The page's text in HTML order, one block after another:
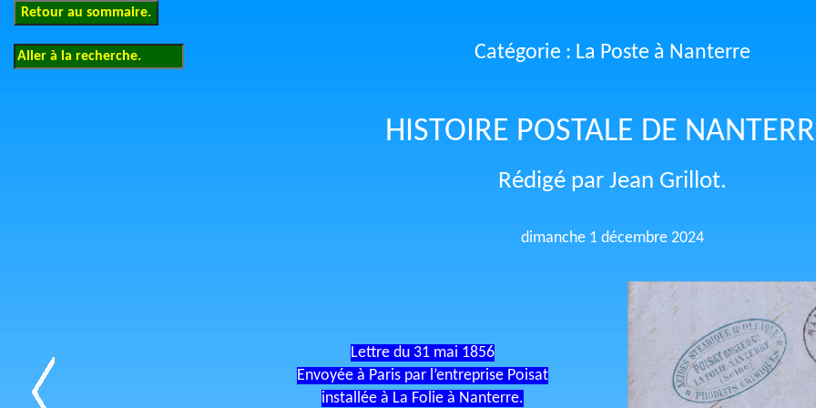
Catégorie : La Poste à Nanterre
HISTOIRE POSTALE DE
Rédigé par Jean Grillot.
dimanche 1 décembre 2024
Lettre du 31 mai 1856
Envoyée à Paris par l’entreprise Poisat
installée à La Folie à Nanterre.